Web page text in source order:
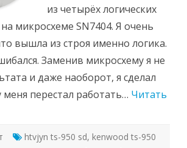
из четырёх логических
микросхеме SN7404. Я очень
вышла из строя именно логика.
Заменив микросхему я не
и даже наоборот, я сделал
меня перестал работать… Читать
htvjyn ts-950 sd, kenwood ts-950